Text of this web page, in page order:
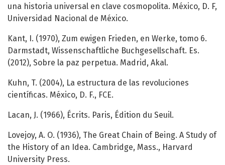
una historia universal en clave cosmopolita. México, D. F,
Universidad Nacional de México.
Kant, I. (1970), Zum ewigen Frieden, en Werke, tomo 6.
Darmstadt, Wissenschaftliche Buchgesellschaft. Es.
(2012), Sobre la paz perpetua. Madrid, Akal.
Kuhn, T. (2004), La estructura de las revoluciones
científicas. México, D. F., FCE.
Lacan, J. (1966), Écrits. Paris, Édition du Seuil.
Lovejoy, A. O. (1936), The Great Chain of Being. A Study of
the History of an Idea. Cambridge, Mass., Harvard
University Press.